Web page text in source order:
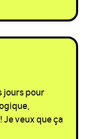
jours pour
veux que ça